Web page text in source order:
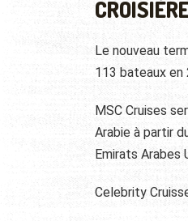
Le nouveau
113 bateaux en
MSC Cruises
Arabie à partir
Emirats Arabes
Celebrity